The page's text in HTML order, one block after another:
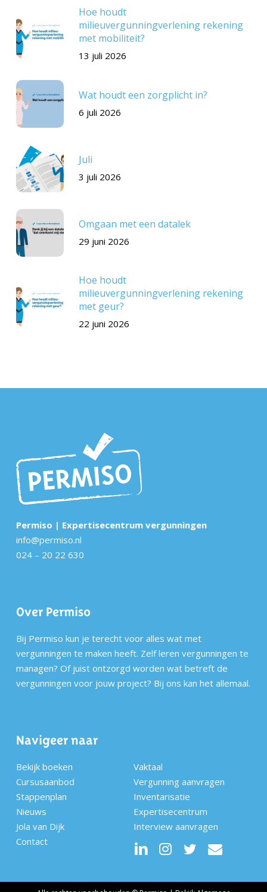
Hoe houdt
milieuvergunningverlening rekening
met mobiliteit?
13 juli 2026
Wat houdt een zorgplicht in?
6 juli 2026
Juli
3 juli 2026
Omgaan met een datalek
29 juni 2026
Hoe houdt
milieuvergunningverlening rekening
met geur?
22 juni 2026
Permiso | Expertisecentrum vergunningen
info@permiso.nl
024 – 20 22 630
Over Permiso
Bij Permiso kun je terecht voor alles wat met
vergunningen te maken heeft. Zelf leren vergunningen te
managen? Of juist ontzorgd worden wat betreft de
vergunningen voor jouw project? Bij ons kan het allemaal.
Navigeer naar
Bekijk boeken
Vaktaal
Cursusaanbod
Vergunning aanvragen
Stappenplan
Inventarisatie
Nieuws
Expertisecentrum
Jola van Dijk
Interview aanvragen
Contact